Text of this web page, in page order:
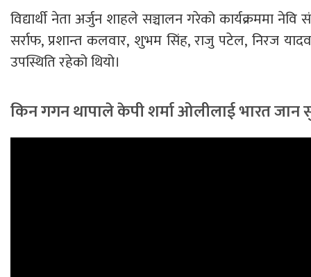
विद्यार्थी नेता अर्जुन शाहले सञ्चालन गरेको कार्यक्रममा
सर्राफ, प्रशान्त कलवार, शुभम सिंह, राजु पटेल, निरज
उपस्थिति रहेको थियो।
किन गगन थापाले केपी शर्मा ओलीलाई भारत जान